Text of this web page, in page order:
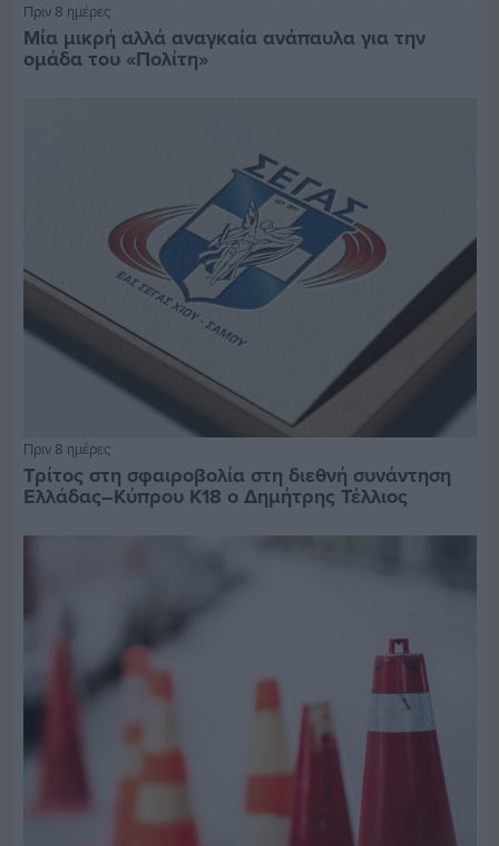
Πριν 8 ημέρες
Μία μικρή αλλά αναγκαία ανάπαυλα για την
ομάδα του «Πολίτη»
Πριν 8 ημέρες
Τρίτος στη σφαιροβολία στη διεθνή συνάντηση
Ελλάδας–Κύπρου Κ18 ο Δημήτρης Τέλλιος